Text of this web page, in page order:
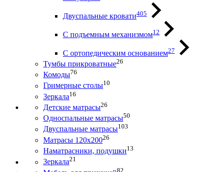
Двуспальные кровати405
С подъемным механизмом12
С ортопедическим основанием27
Тумбы прикроватные26
Комоды76
Гримерные столы10
Зеркала16
Детские матрасы26
Односпальные матрасы50
Двуспальные матрасы103
Матрасы 120х20026
Наматрасники, подушки13
Зеркала21
82